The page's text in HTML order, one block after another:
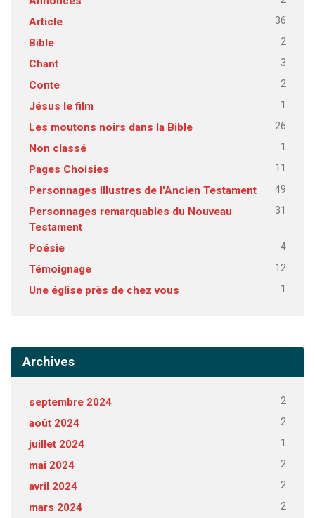
Article 36
Bible 2
Chant 3
Conte 2
Jésus le film 1
Les moutons noirs dans la Bible 26
Non classé 1
Pages Choisies 11
Personnages Illustres de l'Ancien Testament 49
Personnages remarquables du Nouveau
Testament
31
Poésie 4
Témoignage 12
Une église près de chez vous 1
Archives
septembre 2024 2
août 2024 2
juillet 2024 1
mai 2024 2
avril 2024 2
mars 2024 2